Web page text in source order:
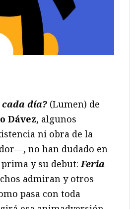
día? (Lumen) de
Dávez, algunos
ni obra de la
no han dudado en
y su debut: Feria
admiran y otros
pasa con toda